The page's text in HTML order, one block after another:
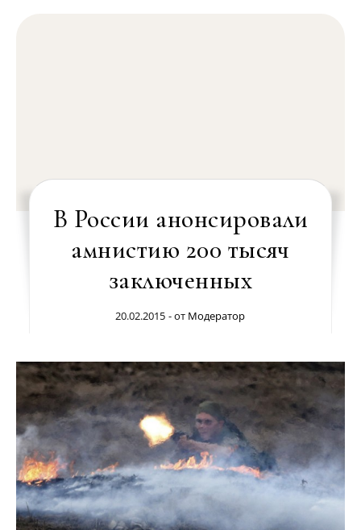
В России анонсировали
амнистию 200 тысяч
заключенных
20.02.2015 - от Модератор